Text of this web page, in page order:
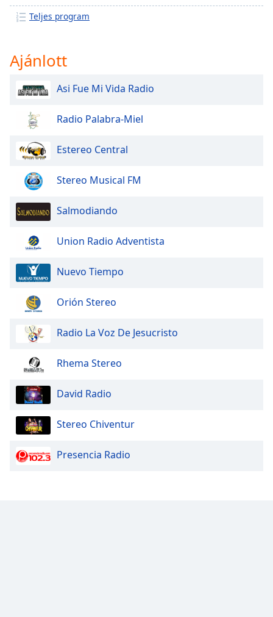
Teljes program
Ajánlott
Asi Fue Mi Vida Radio
Radio Palabra-Miel
Estereo Central
Stereo Musical FM
Salmodiando
Union Radio Adventista
Nuevo Tiempo
Orión Stereo
Radio La Voz De Jesucristo
Rhema Stereo
David Radio
Stereo Chiventur
Presencia Radio